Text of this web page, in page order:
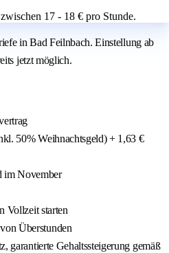
17 - 18 € pro Stunde.
in Bad Feilnbach. Einstellung ab
jetzt möglich.
50% Weihnachtsgeld) + 1,63 €
im November
Vollzeit starten
Überstunden
garantierte Gehaltssteigerung gemäß